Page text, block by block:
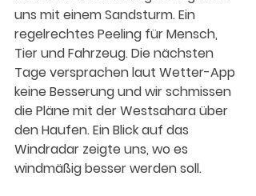
uns mit einem Sandsturm. Ein
regelrechtes Peeling für Mensch,
Tier und Fahrzeug. Die nächsten
Tage versprachen laut Wetter-App
keine Besserung und wir schmissen
die Pläne mit der Westsahara über
den Haufen. Ein Blick auf das
Windradar zeigte uns, wo es
windmäßig besser werden soll.